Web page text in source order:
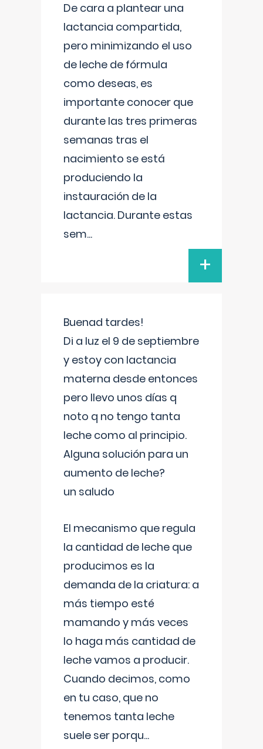
De cara a plantear una
lactancia compartida,
pero minimizando el uso
de leche de fórmula
como deseas, es
importante conocer que
durante las tres primeras
semanas tras el
nacimiento se está
produciendo la
instauración de la
lactancia. Durante estas
sem...
+
Buenad tardes!
Di a luz el 9 de septiembre
y estoy con lactancia
materna desde entonces
pero llevo unos días q
noto q no tengo tanta
leche como al principio.
Alguna solución para un
aumento de leche?
un saludo
El mecanismo que regula
la cantidad de leche que
producimos es la
demanda de la criatura: a
más tiempo esté
mamando y más veces
lo haga más cantidad de
leche vamos a producir.
Cuando decimos, como
en tu caso, que no
tenemos tanta leche
suele ser porqu...